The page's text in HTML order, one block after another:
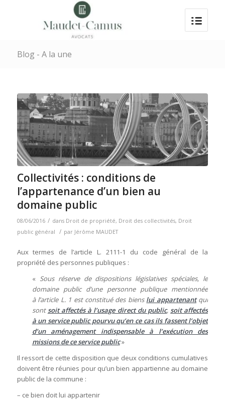
Blog - A la une
Collectivités : conditions de
l’appartenance d’un bien au
domaine public
08/06/2016 / dans Droit de propriété, Droit des collectivités, Droit
public général
/ par Jérôme MAUDET
Aux termes de l’article L. 2111-1 du code général de la
propriété des personnes publiques :
« Sous réserve de dispositions législatives spéciales, le
domaine public d’une personne publique mentionnée
à l’article L. 1 est constitué des biens lui appartenantqui
sontsoit affectés à l’usage direct du public,soit affectés
à un service public pourvu qu’en ce cas ils fassent l’objet
d’un aménagement indispensable à l’exécution des
missions de ce service public»
Il ressort de cette disposition que deux conditions cumulatives
doivent être réunies pour qu’un bien appartienne au domaine
public de la commune :
– ce bien doit lui appartenir